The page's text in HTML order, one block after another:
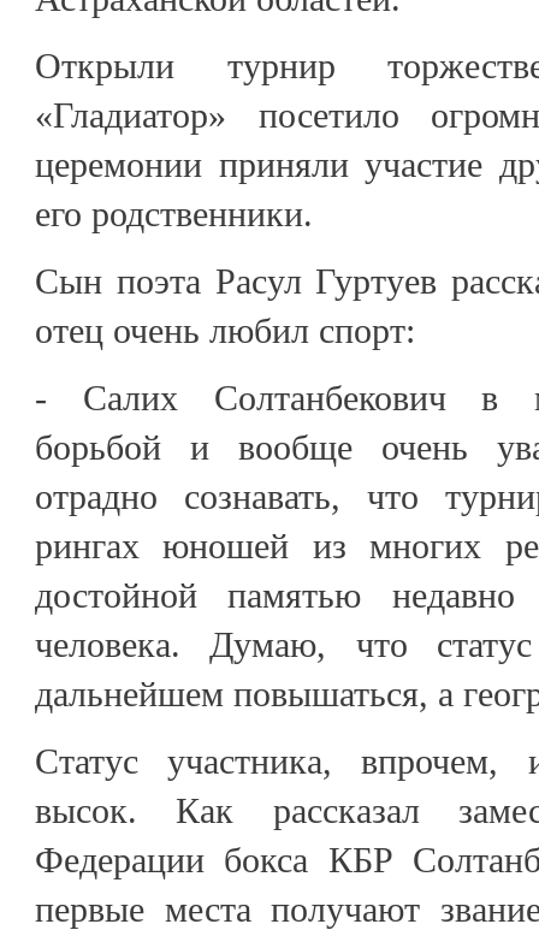
Открыли турнир
«Гладиатор» посетило
церемонии приняли участие
его родственники.
Сын поэта Расул Гуртуев
отец очень любил спорт:
- Салих Солтанбекович в
борьбой и вообще очень
отрадно сознавать, что
рингах юношей из многих
достойной памятью
человека. Думаю, что
дальнейшем повышаться, а
Статус участника, впрочем,
высок. Как рассказал
Федерации бокса КБР
первые места получают